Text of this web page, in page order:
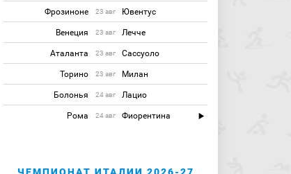
Фрозиноне 23 авг Ювентус
Венеция 23 авг Лечче
Аталанта 23 авг Сассуоло
Торино 23 авг Милан
Болонья 24 авг Лацио
Рома 24 авг Фиорентина